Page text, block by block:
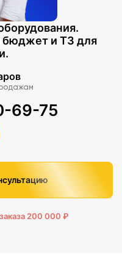
эксплуатации,
бюджет и ТЗ для
69-75
200 000 ₽